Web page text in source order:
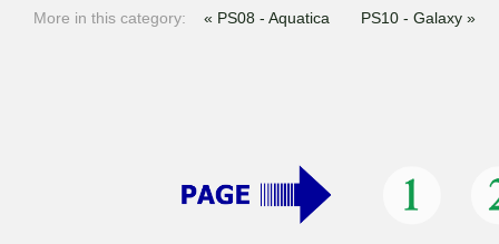
More in this category: « PS08 - Aquatica PS10 - Galaxy »